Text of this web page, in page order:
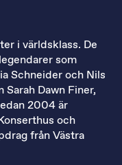
i världsklass. De
som
Schneider och Nils
Dawn Finer,
2004 är
och
från Västra